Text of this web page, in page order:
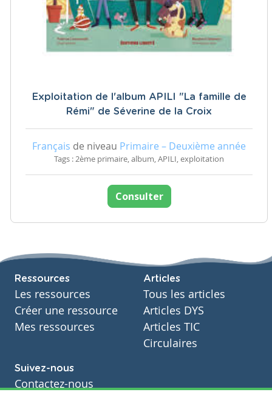
Exploitation de l'album APILI "La famille de
Rémi" de Séverine de la Croix
Français de niveau Primaire – Deuxième année
Tags : 2ème primaire, album, APILI, exploitation
Consulter
Ressources
Les ressources
Créer une ressource
Mes ressources
Articles
Tous les articles
Articles DYS
Articles TIC
Circulaires
Suivez-nous
Contactez-nous